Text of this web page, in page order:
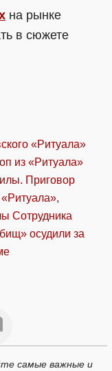
на рынке
в сюжете
«Ритуала»
из «Ритуала»
Приговор
Сотрудника
осудили за
самые важные и